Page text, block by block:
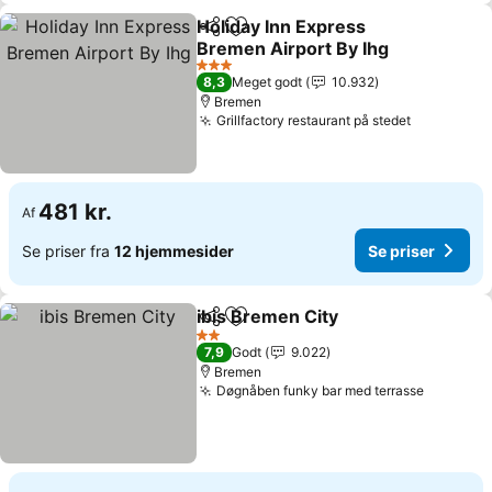
Del Føj til favoritter
Holiday Inn Express
Bremen Airport By Ihg
Se priser
3 Stjerner
8,3 Meget godt
10.932
Bremen
Grillfactory restaurant på stedetSe priser
Af 481 kr.
Se priser fra 12 hjemmesider Se priser
Del Føj til favoritter
ibis Bremen City
2 Stjerner
7,9 Godt
9.022
Bremen
Døgnåben funky bar med terrasseSe